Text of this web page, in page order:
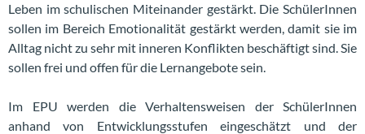
Leben im schulischen Miteinander gestärkt. Die SchülerInnen
sollen im Bereich Emotionalität gestärkt werden, damit sie im
Alltag nicht zu sehr mit inneren Konflikten beschäftigt sind. Sie
sollen frei und offen für die Lernangebote sein.
Im EPU werden die Verhaltensweisen der SchülerInnen
anhand von Entwicklungsstufen eingeschätzt und der